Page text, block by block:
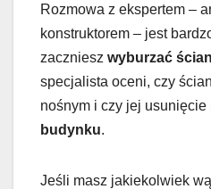
Rozmowa z ekspertem –
konstruktorem – jest
zaczniesz wyburzać
specjalista oceni, czy
nośnym i czy jej usunięcie
budynku.
Jeśli masz jakiekolwiek